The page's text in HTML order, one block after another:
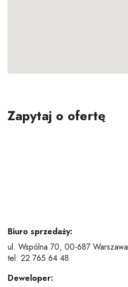
Zapytaj o ofertę
Biuro sprzedaży:
ul. Wspólna 70, 00-687 Warszawa
tel: 22 765 64 48
Deweloper: